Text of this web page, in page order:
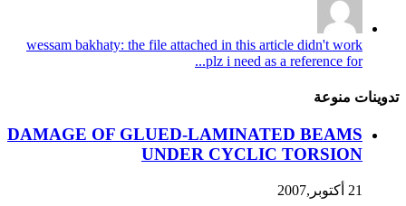
wessam bakhaty: the file attached in this article didn't work
plz i need as a reference for...
تدوينات منوعة
DAMAGE OF GLUED-LAMINATED BEAMS
UNDER CYCLIC TORSION
21 أكتوبر,2007